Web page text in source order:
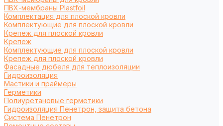
ПВХ-мембраны Plastfoil
Комплектация для плоской кровли
Комплектующие для плоской кровли
Крепеж для плоской кровли
Крепеж
Комплектующие для плоской кровли
Крепеж для плоской кровли
Фасадные дюбеля для теплоизоляции
Гидроизоляция
Мастики и праймеры
Герметики
Полиуретановые герметики
Гидроизоляция Пенетрон, защита бетона
Система Пенетрон